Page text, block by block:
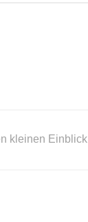
kleinen Einblick